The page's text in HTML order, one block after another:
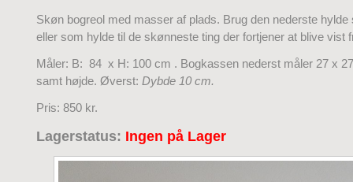
Skøn bogreol med masser af plads. Brug den nederste
eller som hylde til de skønneste ting der fortjener at blive vist
Måler: B: 84 x H: 100 cm . Bogkassen nederst måler 27 x
samt højde. Øverst: Dybde 10 cm.
Pris: 850 kr.
Lagerstatus: Ingen på Lager